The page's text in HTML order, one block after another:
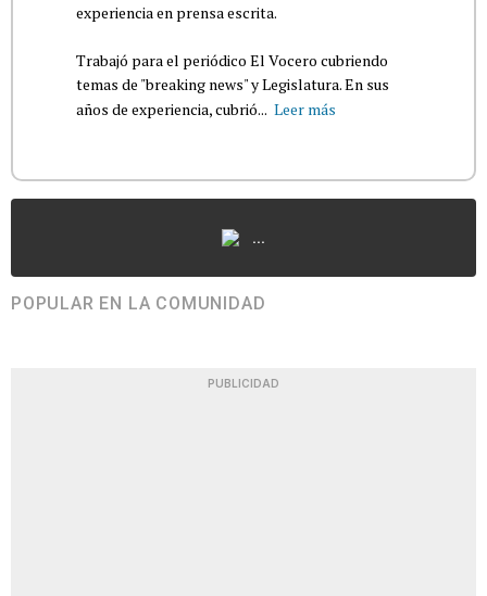
experiencia en prensa escrita.
Trabajó para el periódico El Vocero cubriendo
temas de "breaking news" y Legislatura. En sus
años de experiencia, cubrió... Leer más
...
POPULAR EN LA COMUNIDAD
PUBLICIDAD